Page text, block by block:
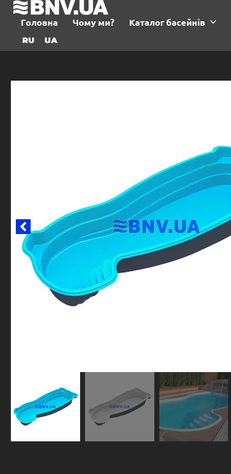
Головна Чому ми? Каталог басейнів
RU UA